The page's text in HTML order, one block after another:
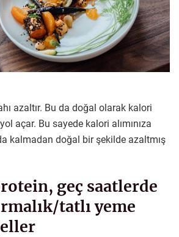
azaltır. Bu da doğal olarak kalori
açar. Bu sayede kalori alımınıza
kalmadan doğal bir şekilde azaltmış
geç saatlerde
tatlı yeme